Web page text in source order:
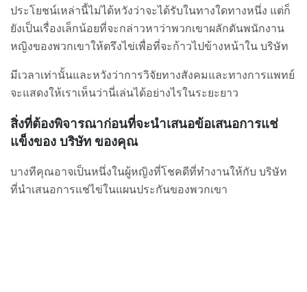
ประโยชน์เหล่านี้ไม่ได้หวังว่าจะได้รับในทางใดทางหนึ่ง แต่ก็
ยังเป็นเรื่องเล็กน้อยที่จะกล่าวหาว่าพวกเขาผลักดันพนักงาน
หญิงของพวกเขาให้ตรึงไข่เพื่อที่จะก้าวไปข้างหน้าใน บริษัท
มีเวลาเท่านั้นและหวังว่าการวิจัยทางสังคมและทางการแพทย์
จะแสดงให้เราเห็นว่านี่เล่นได้อย่างไรในระยะยาว
สิ่งที่ต้องพิจารณาก่อนที่จะนำเสนอข้อเสนอการแช่
แข็งของ บริษัท ของคุณ
บางทีคุณอาจเป็นหนึ่งในผู้หญิงที่โชคดีที่ทำงานให้กับ บริษัท
ที่นำเสนอการแช่ไข่ในแผนประกันของพวกเขา